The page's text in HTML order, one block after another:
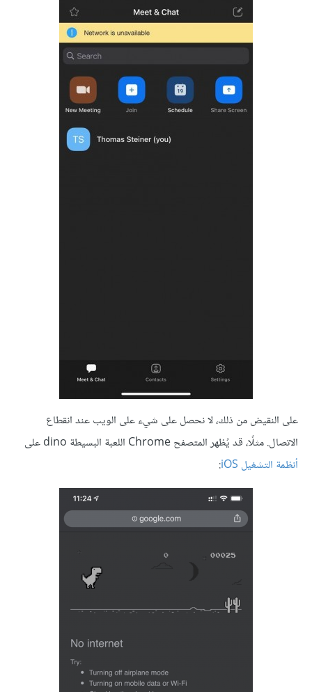
على النقيض من ذلك، لا نحصل على شيء على الويب عند انقطاع
الاتصال. مثلًا، قد يُظهر المتصفح Chrome اللعبة البسيطة dino على
أنظمة التشغيل iOS
: